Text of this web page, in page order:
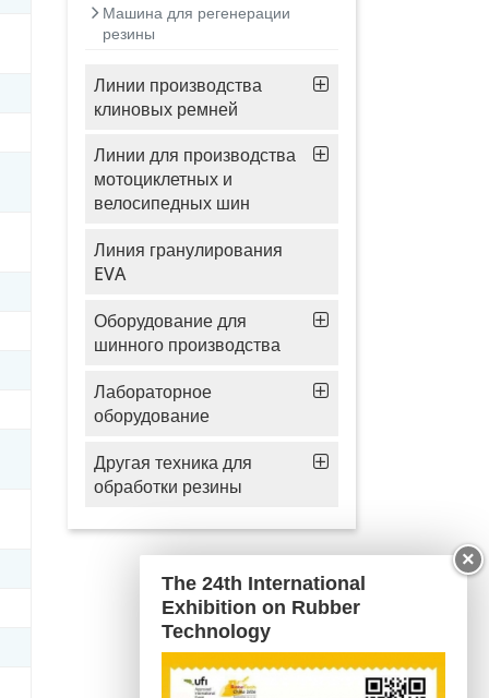
Машина для регенерации
резины
Линии производства
клиновых ремней
Линии для производства
мотоциклетных и
велосипедных шин
Линия гранулирования
EVA
Оборудование для
шинного производства
Лабораторное
оборудование
Другая техника для
обработки резины
×
The 24th International
Exhibition on Rubber
Technology